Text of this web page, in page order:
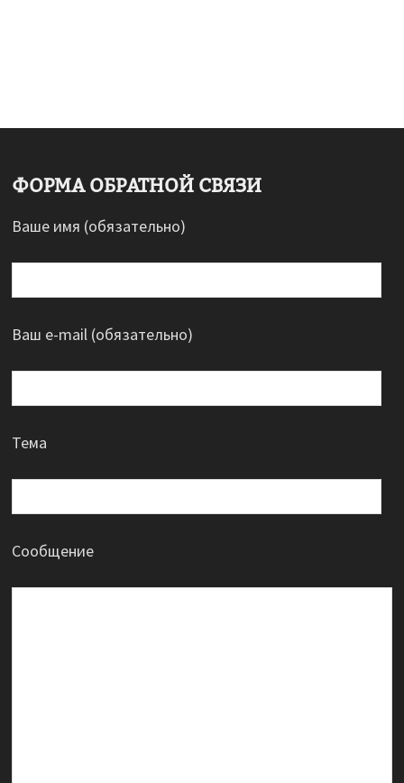
ФОРМА ОБРАТНОЙ СВЯЗИ
Ваше имя (обязательно)
Ваш e-mail (обязательно)
Тема
Сообщение